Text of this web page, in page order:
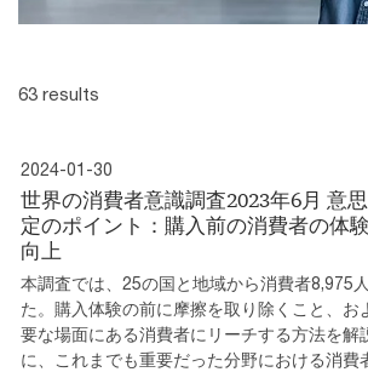
63 results
2024-01-30
世界の消費者意識調査2023年6月 意
定のポイント：購入前の消費者の体
向上
本調査では、25の国と地域から消費者8,975
た。購入体験の前に摩擦を取り除くこと、お
要な場面にある消費者にリーチする方法を解
に、これまでも重要だった分野における消費